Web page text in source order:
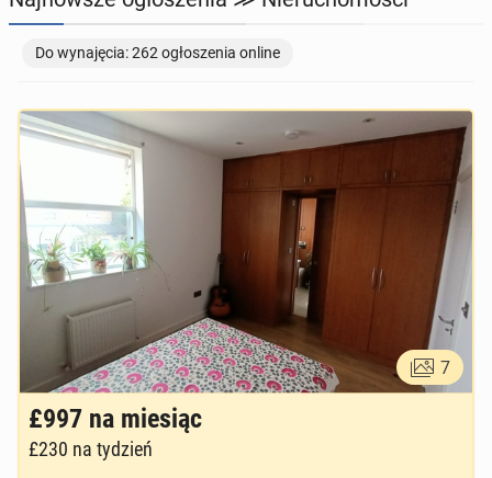
TOWARZYSKIE
Do wynajęcia: 262 ogłoszenia online
7
£997 na miesiąc
£230 na tydzień